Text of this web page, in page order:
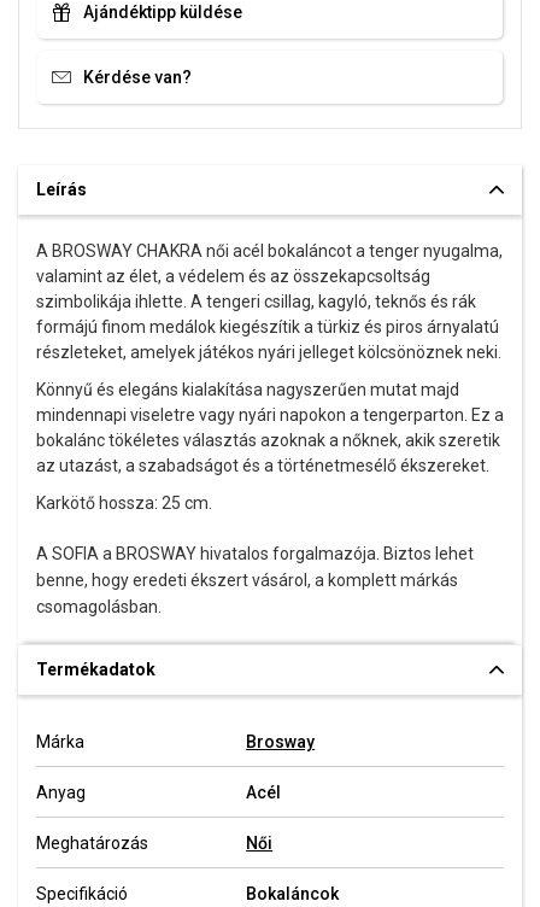
Ajándéktipp küldése
Kérdése van?
Leírás
A BROSWAY CHAKRA női acél bokaláncot a tenger nyugalma,
valamint az élet, a védelem és az összekapcsoltság
szimbolikája ihlette. A tengeri csillag, kagyló, teknős és rák
formájú finom medálok kiegészítik a türkiz és piros árnyalatú
részleteket, amelyek játékos nyári jelleget kölcsönöznek neki.
Könnyű és elegáns kialakítása nagyszerűen mutat majd
mindennapi viseletre vagy nyári napokon a tengerparton. Ez a
bokalánc tökéletes választás azoknak a nőknek, akik szeretik
az utazást, a szabadságot és a történetmesélő ékszereket.
Karkötő hossza: 25 cm.
A SOFIA a BROSWAY hivatalos forgalmazója. Biztos lehet
benne, hogy eredeti ékszert vásárol, a komplett márkás
csomagolásban.
Termékadatok
Márka Brosway
Anyag Acél
Meghatározás Női
Specifikáció Bokaláncok